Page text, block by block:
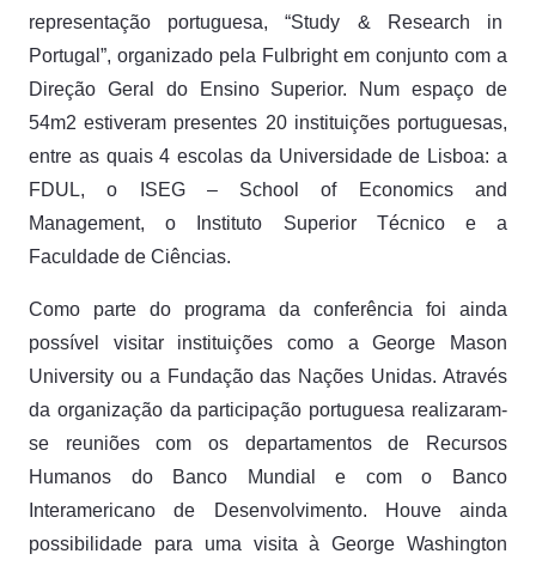
representação portuguesa, “Study & Research in
Portugal”, organizado pela Fulbright em conjunto com a
Direção Geral do Ensino Superior. Num espaço de
54m2 estiveram presentes 20 instituições portuguesas,
entre as quais 4 escolas da Universidade de Lisboa: a
FDUL, o ISEG – School of Economics and
Management, o Instituto Superior Técnico e a
Faculdade de Ciências.
Como parte do programa da conferência foi ainda
possível visitar instituições como a George Mason
University ou a Fundação das Nações Unidas. Através
da organização da participação portuguesa realizaram-
se reuniões com os departamentos de Recursos
Humanos do Banco Mundial e com o Banco
Interamericano de Desenvolvimento. Houve ainda
possibilidade para uma visita à George Washington